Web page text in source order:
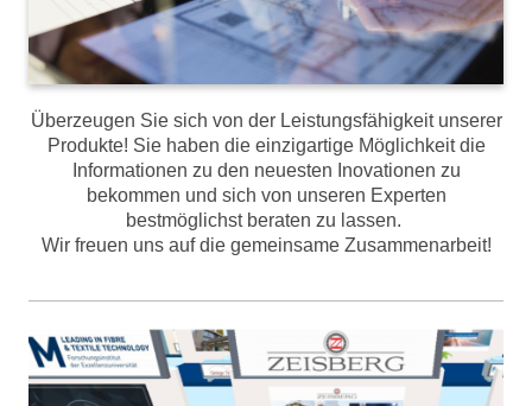
Überzeugen Sie sich von der Leistungsfähigkeit unserer
Produkte! Sie haben die einzigartige Möglichkeit die
Informationen zu den neuesten Inovationen zu
bekommen und sich von unseren Experten
bestmöglichst beraten zu lassen.
Wir freuen uns auf die gemeinsame Zusammenarbeit!